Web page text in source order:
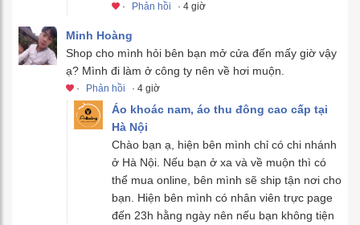
· Phản hồi · 4 giờ
Minh Hoàng
Shop cho mình hỏi bên bạn mở cửa đến mấy giờ vậy
ạ? Mình đi làm ở công ty nên về hơi muộn.
· Phản hồi · 4 giờ
Áo khoác nam, áo thu đông cao cấp tại
Hà Nội
Chào bạn ạ, hiện bên mình chỉ có chi nhánh
ở Hà Nội. Nếu bạn ở xa và về muộn thì có
thể mua online, bên mình sẽ ship tận nơi cho
bạn. Hiện bên mình có nhân viên trực page
đến 23h hằng ngày nên nếu bạn không tiện